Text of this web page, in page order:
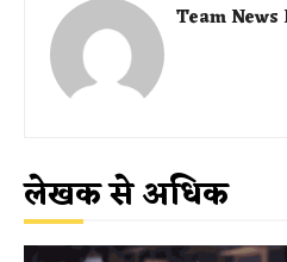
Team News
लेखक से अधिक